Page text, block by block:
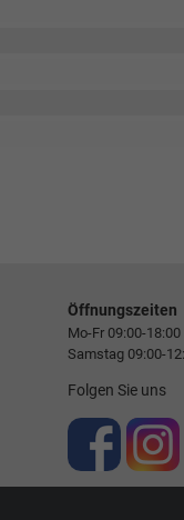
Öffnungszeiten
Mo-Fr 09:00-
Samstag 09:00-
Folgen Sie uns